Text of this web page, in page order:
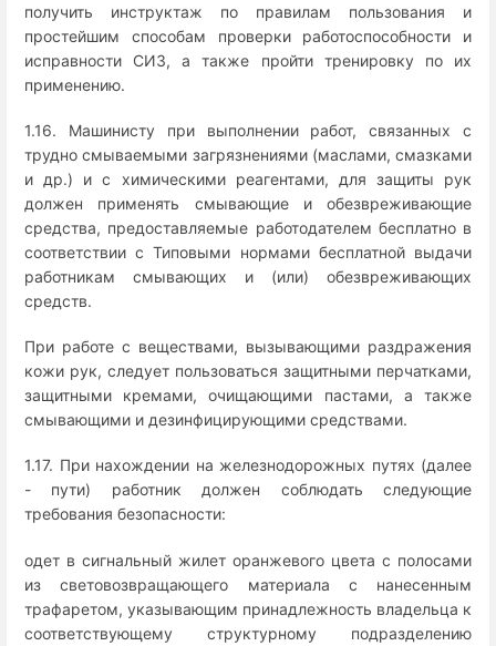
получить инструктаж по правилам пользования и
простейшим способам проверки работоспособности и
исправности СИЗ, а также пройти тренировку по их
применению.
1.16. Машинисту при выполнении работ, связанных с
трудно смываемыми загрязнениями (маслами, смазками
и др.) и с химическими реагентами, для защиты рук
должен применять смывающие и обезвреживающие
средства, предоставляемые работодателем бесплатно в
соответствии с Типовыми нормами бесплатной выдачи
работникам смывающих и (или) обезвреживающих
средств.
При работе с веществами, вызывающими раздражения
кожи рук, следует пользоваться защитными перчатками,
защитными кремами, очищающими пастами, а также
смывающими и дезинфицирующими средствами.
1.17. При нахождении на железнодорожных путях (далее
- пути) работник должен соблюдать следующие
требования безопасности:
одет в сигнальный жилет оранжевого цвета с полосами
из световозвращающего материала с нанесенным
трафаретом, указывающим принадлежность владельца к
соответствующему структурному подразделению